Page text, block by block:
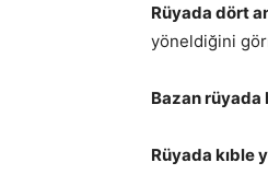
Rüyada dört
yöneldiğini
Bazan
Rüyada kıble